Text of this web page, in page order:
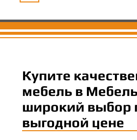
Купите
мебель в
широкий выбор
выгодной цене